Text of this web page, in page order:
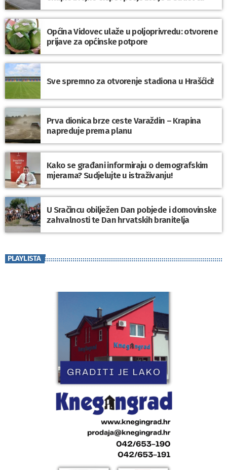
Općina Vidovec ulaže u poljoprivredu: otvorene
prijave za općinske potpore
Sve spremno za otvorenje stadiona u Hrašćici!
Prva dionica brze ceste Varaždin – Krapina
napreduje prema planu
Kako se građani informiraju o demografskim
mjerama? Sudjelujte u istraživanju!
U Sračincu obilježen Dan pobjede i domovinske
zahvalnosti te Dan hrvatskih branitelja
PLAYLISTA